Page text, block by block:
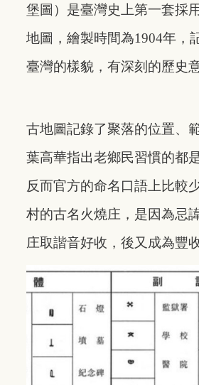
堡圖）是臺灣史上第一套採
地圖，繪製時間為1904年，
臺灣的樣貌，有深刻的歷史意
古地圖記錄了聚落的位置、
葉高華指出老鄉民習慣的都
反而官方的命名口語上比較
村的古名火燒庄，是因為忌
庄取諧音好收，後又成為豐收